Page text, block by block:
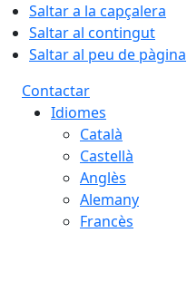
Saltar a la capçalera
Saltar al contingut
Saltar al peu de pàgina
Contactar
Idiomes
Català
Castellà
Anglès
Alemany
Francès